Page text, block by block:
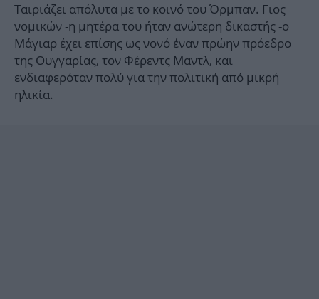
Ταιριάζει απόλυτα με το κοινό του Όρμπαν. Γιος
νομικών -η μητέρα του ήταν ανώτερη δικαστής -ο
Μάγιαρ έχει επίσης ως νονό έναν πρώην πρόεδρο
της Ουγγαρίας, τον Φέρεντς Μαντλ, και
ενδιαφερόταν πολύ για την πολιτική από μικρή
ηλικία.